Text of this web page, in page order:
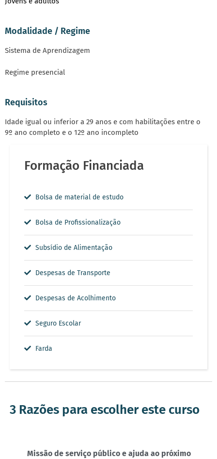
Modalidade / Regime
Sistema de Aprendizagem
Regime presencial
Requisitos
Idade igual ou inferior a 29 anos e com habilitações entre o
9º ano completo e o 12º ano incompleto
Formação Financiada
Bolsa de material de estudo
Bolsa de Profissionalização
Subsídio de Alimentação
Despesas de Transporte
Despesas de Acolhimento
Seguro Escolar
Farda
3 Razões para escolher este curso
Missão de serviço público e ajuda ao próximo